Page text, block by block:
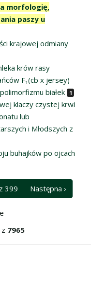
morfologię,
paszy u
krajowej odmiany
krów rasy
F₁(cb x jersey)
białek
1
klaczy czystej krwi
lub
i Młodszych z
buhajków po ojcach
z 399 Następna ›
z 7965